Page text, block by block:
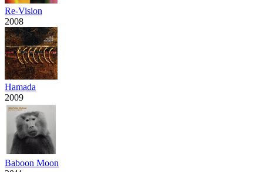
Re-Vision
2008
Hamada
2009
Baboon Moon